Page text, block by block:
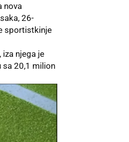
nova
26-
sportistkinje
njega je
sa 20,1 milion